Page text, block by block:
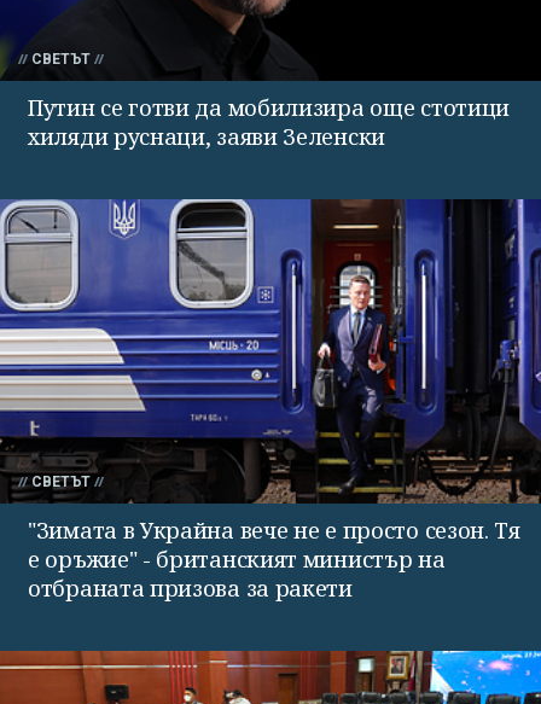
СВЕТЪТ
Путин се готви да мобилизира още стотици
хиляди руснаци, заяви Зеленски
СВЕТЪТ
"Зимата в Украйна вече не е просто сезон. Тя
е оръжие" - британският министър на
отбраната призова за ракети